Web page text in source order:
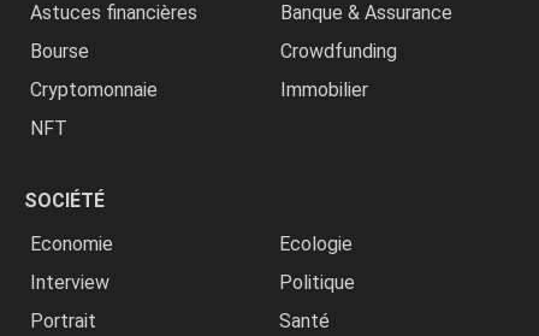
Astuces financières
Banque & Assurance
Bourse
Crowdfunding
Cryptomonnaie
Immobilier
NFT
SOCIÉTÉ
Economie
Ecologie
Interview
Politique
Portrait
Santé